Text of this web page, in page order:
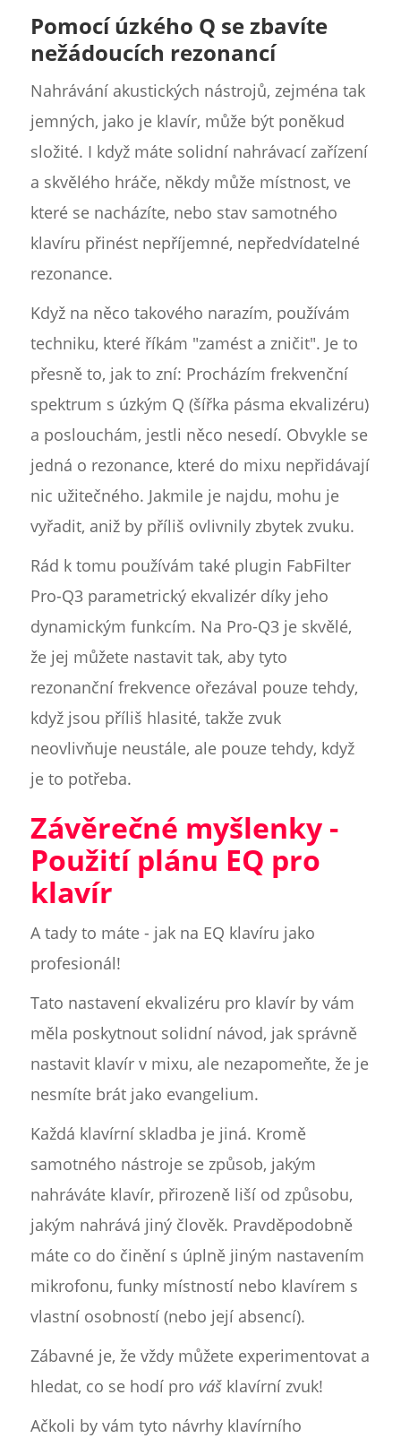
Pomocí úzkého Q se zbavíte
nežádoucích rezonancí
Nahrávání akustických nástrojů, zejména tak
jemných, jako je klavír, může být poněkud
složité. I když máte solidní nahrávací zařízení
a skvělého hráče, někdy může místnost, ve
které se nacházíte, nebo stav samotného
klavíru přinést nepříjemné, nepředvídatelné
rezonance.
Když na něco takového narazím, používám
techniku, které říkám "zamést a zničit". Je to
přesně to, jak to zní: Procházím frekvenční
spektrum s úzkým Q (šířka pásma ekvalizéru)
a poslouchám, jestli něco nesedí. Obvykle se
jedná o rezonance, které do mixu nepřidávají
nic užitečného. Jakmile je najdu, mohu je
vyřadit, aniž by příliš ovlivnily zbytek zvuku.
Rád k tomu používám také plugin FabFilter
Pro-Q3 parametrický ekvalizér díky jeho
dynamickým funkcím. Na Pro-Q3 je skvělé,
že jej můžete nastavit tak, aby tyto
rezonanční frekvence ořezával pouze tehdy,
když jsou příliš hlasité, takže zvuk
neovlivňuje neustále, ale pouze tehdy, když
je to potřeba.
Závěrečné myšlenky -
Použití plánu EQ pro
klavír
A tady to máte - jak na EQ klavíru jako
profesionál!
Tato nastavení ekvalizéru pro klavír by vám
měla poskytnout solidní návod, jak správně
nastavit klavír v mixu, ale nezapomeňte, že je
nesmíte brát jako evangelium.
Každá klavírní skladba je jiná. Kromě
samotného nástroje se způsob, jakým
nahráváte klavír, přirozeně liší od způsobu,
jakým nahrává jiný člověk. Pravděpodobně
máte co do činění s úplně jiným nastavením
mikrofonu, funky místností nebo klavírem s
vlastní osobností (nebo její absencí).
Zábavné je, že vždy můžete experimentovat a
hledat, co se hodí pro vášklavírní zvuk!
Ačkoli by vám tyto návrhy klavírního